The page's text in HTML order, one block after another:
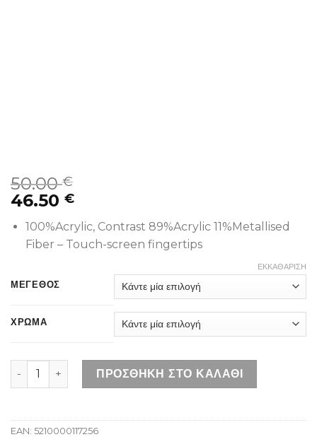
50.00€
46.50 €
100%Acrylic, Contrast 89%Acrylic 11%Metallised
Fiber – Touch-screen fingertips
ΜΕΓΕΘΟΣ
ΧΡΩΜΑ
ΕΚΚΑΘΆΡΙΣΗ
DIESEL K-JACK B BLACK ποσότητα
ΠΡΟΣΘΉΚΗ ΣΤΟ ΚΑΛΆΘΙ
EAN: 5210000117256